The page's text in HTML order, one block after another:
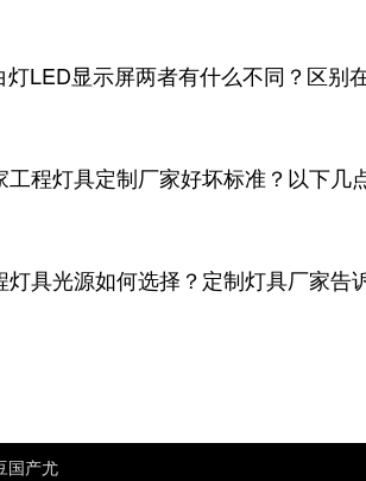
灯LED显示屏两者有什么不同？区别
工程灯具定制厂家好坏标准？以下几
灯具光源如何选择？定制灯具厂家告
国产尤